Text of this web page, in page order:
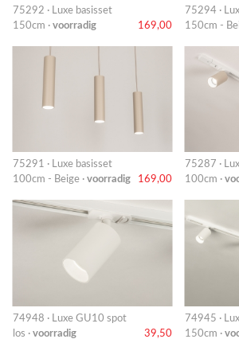
75292 · Luxe basisset
150cm · voorradig 169,00
75294 ·
150cm -
75291 · Luxe basisset
100cm - Beige · voorradig 169,00
75287 ·
100cm ·
74948 · Luxe GU10 spot
los · voorradig 39,50
74945 ·
150cm ·